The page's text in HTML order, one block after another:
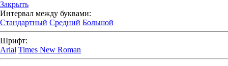
Закрыть
Интервал между буквами:
Стандартный Средний Большой
Шрифт:
Arial Times New Roman